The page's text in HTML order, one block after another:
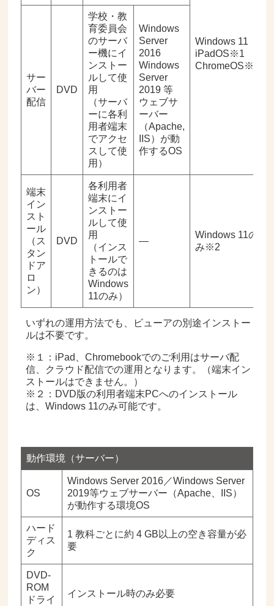
Windows 11
iPadOS※1
ChromeOS※1
サー
バー
配信
DVD
学校・教
育委員会
のサーバ
ー機にイ
ンストー
ルして使
用
（サーバ
ーに各利
用者端末
でアクセ
スして使
用）
Windows
Server
2016
Windows
Server
2019 等
ウェブサ
ーバー
（Apache,
IIS）が動
作するOS
端末
イン
スト
ール
（ス
タン
ドア
ロ
ン）
DVD
各利用者
端末にイ
ンストー
ルして使
用
（インス
トールで
きるのは
Windows
11のみ）
—
Windows 11の
み※2
いずれの運用方法でも、ビューアの別途インストー
ルは不要です。
※１：iPad、Chromebookでのご利用はサーバ配
信、クラウド配信での運用となります。（端末イン
ストールはできません。）
※２：DVD版の利用者端末PCへのインストール
は、Windows 11のみ可能です。
動作環境（サーバー）
OS
Windows Server 2016／Windows Server
2019等ウェブサーバー（Apache、IIS）
が動作する環境OS
ハード
ディス
ク
1 教科ごとに約 4 GB以上の空き容量が必
要
DVD-
ROM
ドライ
インストール時のみ必要